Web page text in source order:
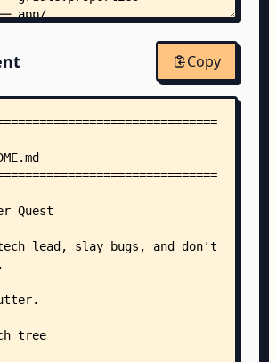
app/
├── AndroidManifest.xml
│   └── dev/
│       └── flutter/
│           └── devrpg/
│               └──
└── res/
├── drawable/
│   └──
└── styles.xml
gradle/
└── gradle-wrapper.properties
docs/
Copy